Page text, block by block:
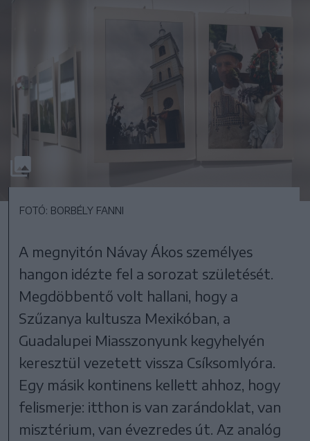
FOTÓ: BORBÉLY FANNI
A megnyitón Návay Ákos személyes
hangon idézte fel a sorozat születését.
Megdöbbentő volt hallani, hogy a
Szűzanya kultusza Mexikóban, a
Guadalupei Miasszonyunk kegyhelyén
keresztül vezetett vissza Csíksomlyóra.
Egy másik kontinens kellett ahhoz, hogy
felismerje: itthon is van zarándoklat, van
misztérium, van évezredes út. Az analóg